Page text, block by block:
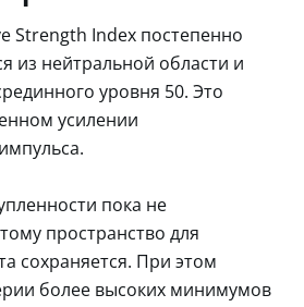
Strength Index постепенно
из нейтральной области и
уровня 50. Это
усилении
пока не
пространство для
сохраняется. При этом
более высоких минимумов